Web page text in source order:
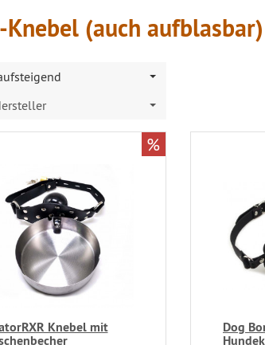
Knebel (auch
Knebel mit
%
Dog